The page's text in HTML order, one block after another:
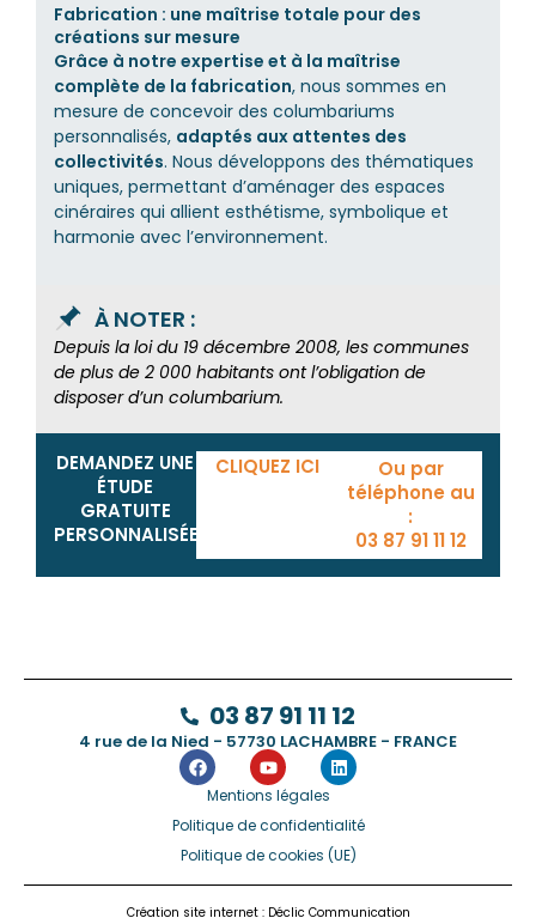
Fabrication : une maîtrise totale pour des
créations sur mesure
Grâce à notre expertise et à la maîtrise
complète de la fabrication, nous sommes en
mesure de concevoir des columbariums
personnalisés, adaptés aux attentes des
collectivités. Nous développons des thématiques
uniques, permettant d’aménager des espaces
cinéraires qui allient esthétisme, symbolique et
harmonie avec l’environnement.
À NOTER :
Depuis la loi du 19 décembre 2008, les communes
de plus de 2 000 habitants ont l’obligation de
disposer d’un columbarium.
DEMANDEZ UNE
ÉTUDE
GRATUITE
PERSONNALISÉE
CLIQUEZ ICI
Ou par
téléphone au
:
03 87 91 11 12
03 87 91 11 12
4 rue de la Nied - 57730 LACHAMBRE - FRANCE
Mentions légales
Politique de confidentialité
Politique de cookies (UE)
Création site internet : Déclic Communication